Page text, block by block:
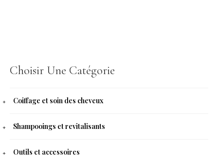
Choisir Une Catégorie
Coiffage et soin des cheveux
Shampooings et revitalisants
Outils et accessoires